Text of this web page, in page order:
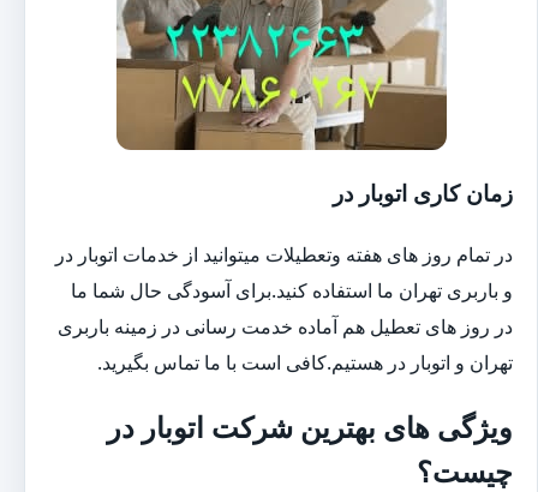
زمان کاری اتوبار در
در تمام روز های هفته وتعطیلات میتوانید از خدمات اتوبار در
و باربری تهران ما استفاده کنید.برای آسودگی حال شما ما
در روز های تعطیل هم آماده خدمت رسانی در زمینه باربری
تهران و اتوبار در هستیم.کافی است با ما تماس بگیرید.
ویژگی های بهترین شرکت اتوبار در
چیست؟